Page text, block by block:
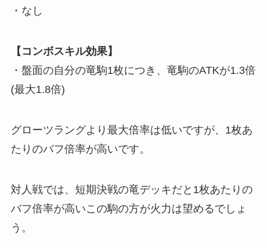
・なし
【コンボスキル効果】
・盤面の自分の竜駒1枚につき、竜駒のATKが1.3倍
(最大1.8倍)
グローツラングより最大倍率は低いですが、1枚あ
たりのバフ倍率が高いです。
対人戦では、短期決戦の竜デッキだと1枚あたりの
バフ倍率が高いこの駒の方が火力は望めるでしょ
う。